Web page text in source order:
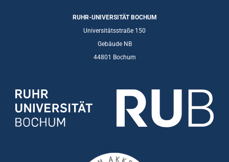
RUHR-UNIVERSITÄT BOCHUM
Universitätsstraße 150
Gebäude NB
44801 Bochum